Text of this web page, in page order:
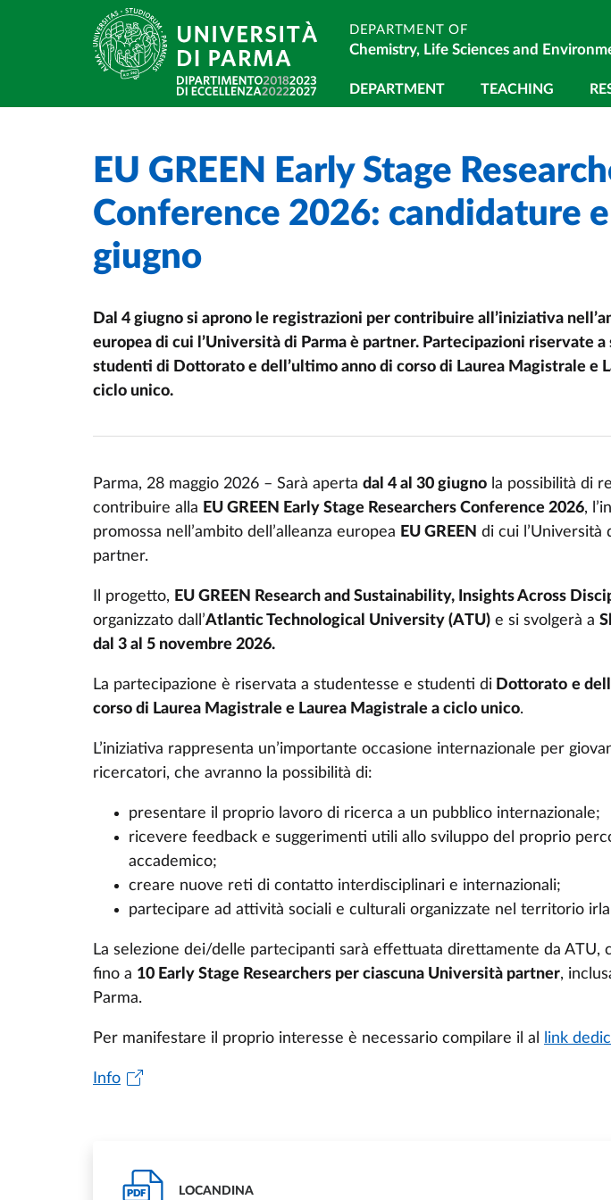
Skip to main content
Skip to footer
DEPARTMENT OF
Chemistry, Life Sciences and
Navigazione
DEPARTMENT TEACHING
Home
EU GREEN Early Stage
Conference 2026: candidature
giugno
Dal 4 giugno si aprono le registrazioni per contribuire all’iniziativa
europea di cui l’Università di Parma è partner. Partecipazioni riservate a
studenti di Dottorato e dell’ultimo anno di corso di Laurea Magistrale e
ciclo unico.
Parma, 28 maggio 2026 – Sarà apertadal 4 al 30 giugno la possibilità di
contribuire alla EU GREEN Early Stage Researchers Conference 2026,
promossa nell’ambito dell’alleanza europea EU GREEN di cui l’Università
partner.
Il progetto, EU GREEN Research and Sustainability, Insights Across
organizzato dall’Atlantic Technological University (ATU) e si svolgerà a
dal 3 al 5 novembre 2026.
La partecipazione è riservata a studentesse e studenti di Dottorato e
corso di Laurea Magistrale e Laurea Magistrale a ciclo unico.
L’iniziativa rappresenta un’importante occasione internazionale per
ricercatori, che avranno la possibilità di:
presentare il proprio lavoro di ricerca a un pubblico internazionale;
ricevere feedback e suggerimenti utili allo sviluppo del proprio
accademico;
creare nuove reti di contatto interdisciplinari e internazionali;
partecipare ad attività sociali e culturali organizzate nel territorio
La selezione dei/delle partecipanti sarà effettuata direttamente da ATU,
fino a 10 Early Stage Researchers per ciascuna Università partner,
Parma.
Per manifestare il proprio interesse è necessario compilare il al link
Info
PDF LOCANDINA